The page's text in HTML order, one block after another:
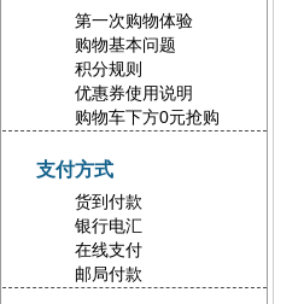
第一次购物体验
购物基本问题
积分规则
优惠券使用说明
购物车下方0元抢购
支付方式
货到付款
银行电汇
在线支付
邮局付款